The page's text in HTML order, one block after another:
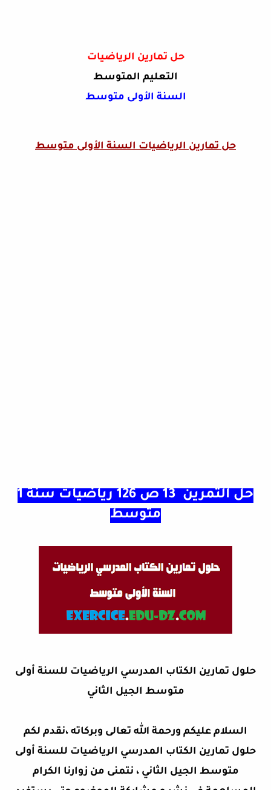
حل تمارين الرياضيات
التعليم المتوسط
السنة الأولى متوسط
حل تمارين الرياضيات السنة الأولى متوسط
حل التمرين 13 ص 126 رياضيات سنة 1
متوسط
حلول تمارين الكتاب المدرسي الرياضيات للسنة أولى
متوسط الجيل الثاني
السلام عليكم ورحمة الله تعالى وبركاته ،نقدم لكم
حلول تمارين الكتاب المدرسي الرياضيات للسنة أولى
متوسط الجيل الثاني ، نتمنى من زوارنا الكرام